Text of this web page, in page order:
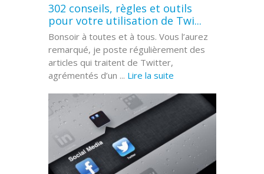
302 conseils, règles et outils
pour votre utilisation de Twi...
Bonsoir à toutes et à tous. Vous l’aurez
remarqué, je poste régulièrement des
articles qui traitent de Twitter,
agrémentés d’un ... Lire la suite